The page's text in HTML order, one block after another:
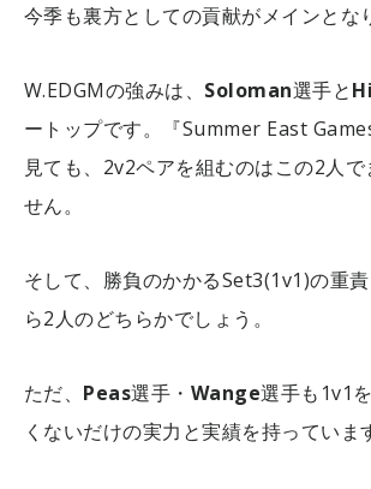
今季も裏方としての貢献がメインとな
W.EDGMの強みは、 Soloman選手と
ートップです。『Summer East
見ても、2v2ペアを組むのはこの2人で
せん。
そして、勝負のかかるSet3(1v1)の重
ら2人のどちらかでしょう。
ただ、 Peas選手・ Wange選手も1v1
くないだけの実力と実績を持っていま